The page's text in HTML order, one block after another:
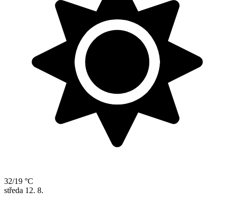
32/19 °C
středa 12. 8.